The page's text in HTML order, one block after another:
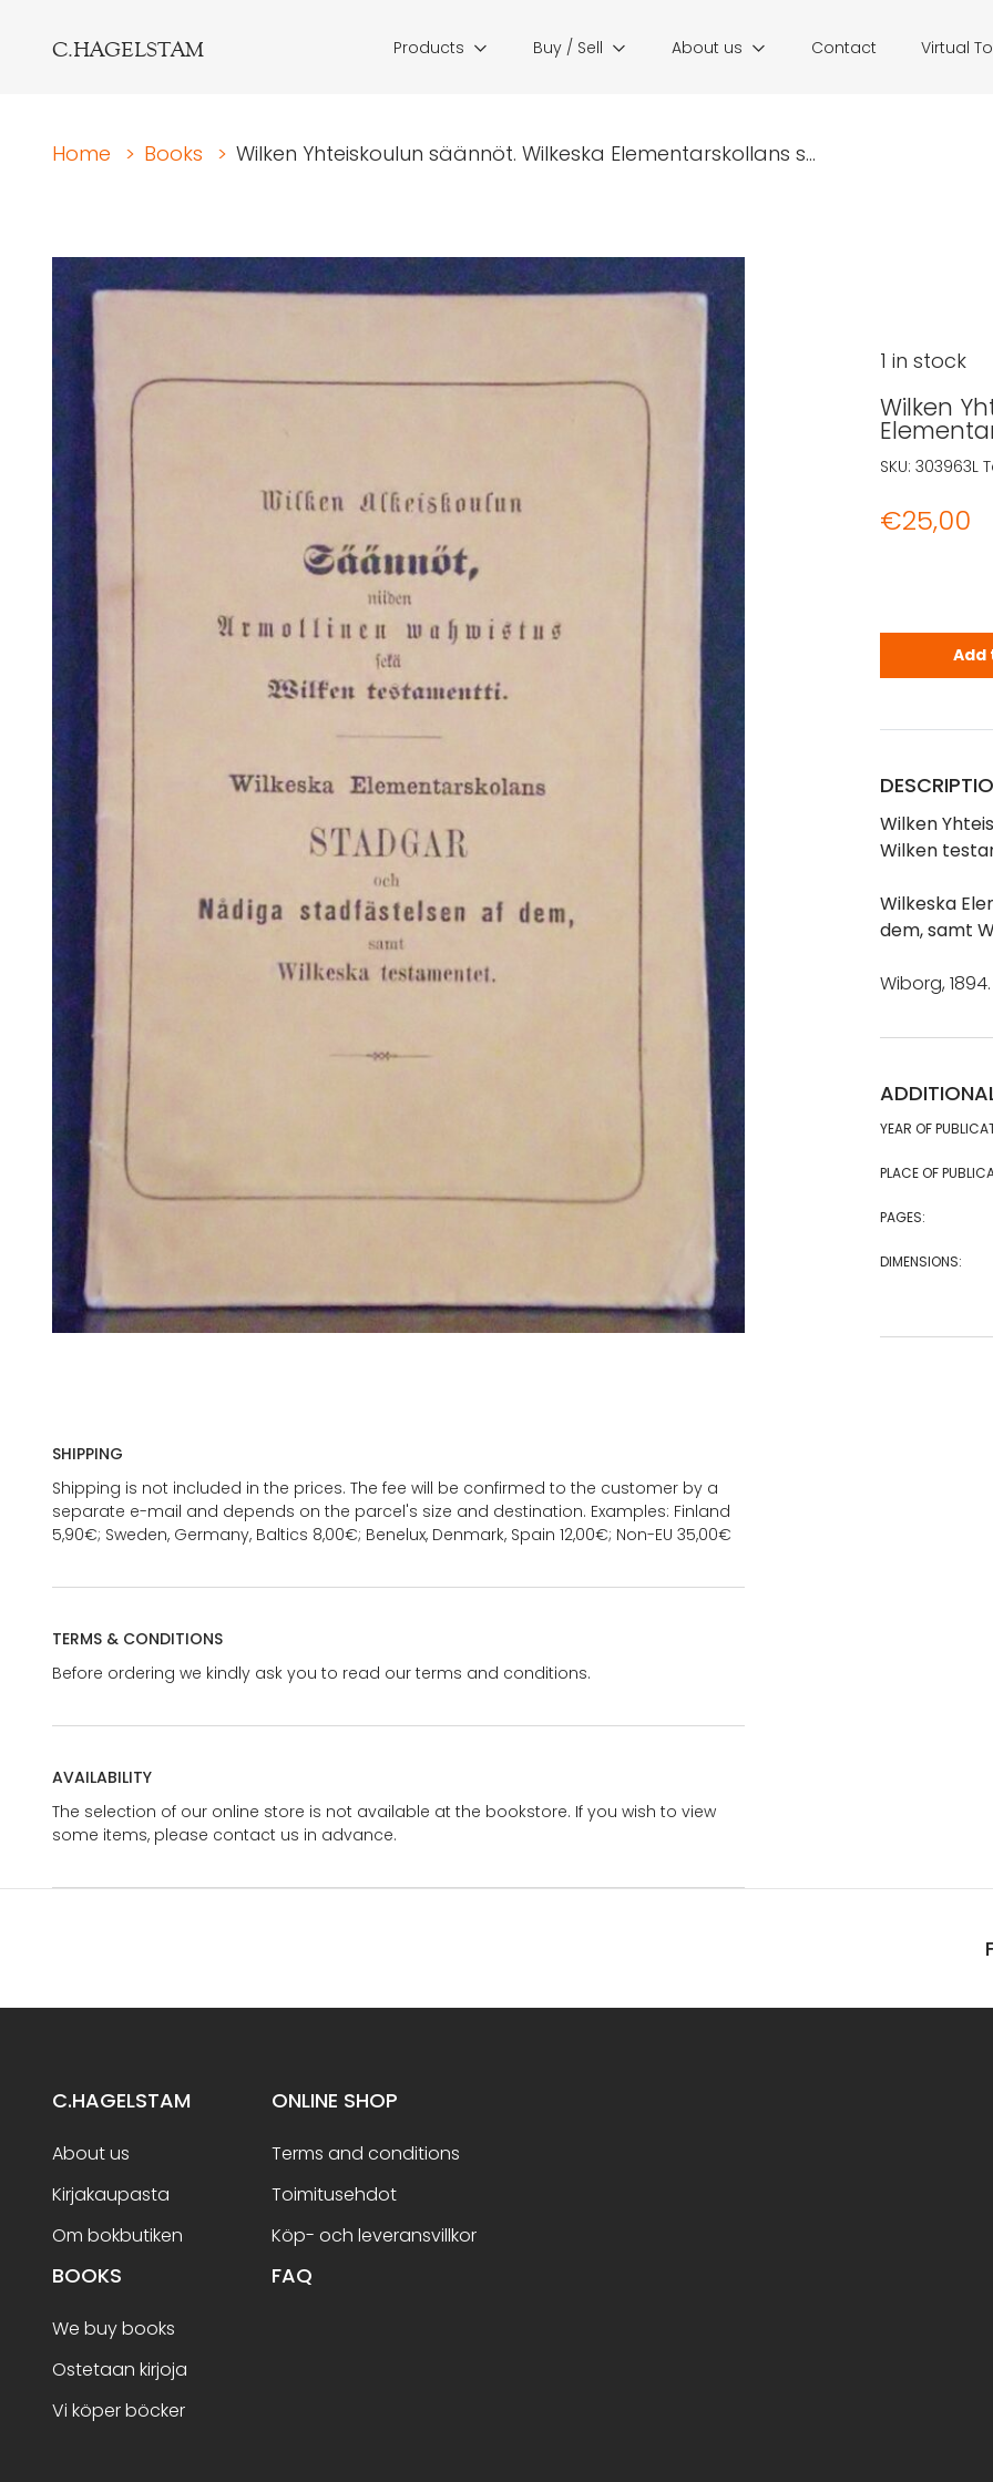
C.HAGELSTAM Products Buy / Sell About us Contact Virtual
Home > Books > Wilken Yhteiskoulun säännöt. Wilkeska Elementarskollans s...
SHIPPING
Shipping is not included in the prices. The fee will be confirmed to the customer by a
separate e-mail and depends on the parcel's size and destination. Examples: Finland
5,90€; Sweden, Germany, Baltics 8,00€; Benelux, Denmark, Spain 12,00€; Non-EU 35,00€
TERMS & CONDITIONS
Before ordering we kindly ask you to read our terms and conditions.
AVAILABILITY
The selection of our online store is not available at the bookstore. If you wish to view
some items, please contact us in advance.
Wilken
€25,00
1 in stock
WilkenAdd
SKU: 303963L
Wilken
Wilken
Wilkeska
dem, samt
Wiborg,
YEAR OF
PLACE OF
PAGES:
DIMENSIONS:
C.HAGELSTAM
About us
Kirjakaupasta
Om bokbutiken
ONLINE SHOP
Terms and conditions
Toimitusehdot
Köp- och leveransvillkor
BOOKS
We buy books
Ostetaan kirjoja
Vi köper böcker
FAQ